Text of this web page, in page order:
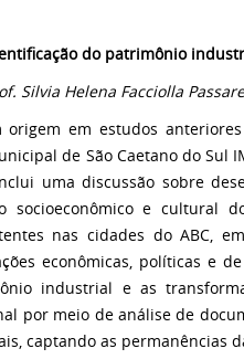
do patrimônio
Silvia Helena Facciolla
origem em estudos
de São Caetano do Sul
uma discussão sobre
socioeconômico e cultural
nas cidades do ABC,
econômicas, políticas e
industrial e as
por meio de análise de
captando as permanências